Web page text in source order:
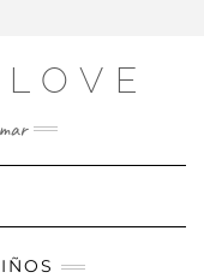
de navegación